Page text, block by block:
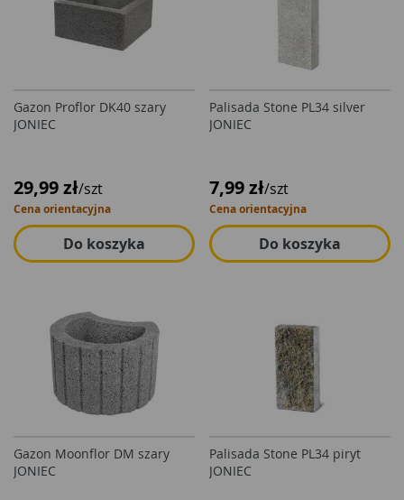
Gazon Proflor DK40 szary
JONIEC
29,99 zł/szt
Cena orientacyjna
Do koszyka
Palisada Stone PL34 silver
JONIEC
7,99 zł/szt
Cena orientacyjna
Do koszyka
Gazon Moonflor DM szary
JONIEC
Palisada Stone PL34 piryt
JONIEC